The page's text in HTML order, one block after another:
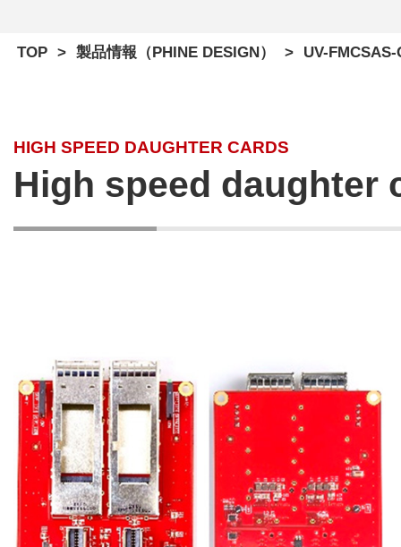
TOP 製品情報（PHINE DESIGN） UV-FMCSAS-
HIGH SPEED DAUGHTER CARDS
High speed daughter